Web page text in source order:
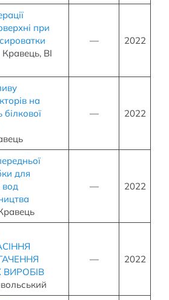
при
ВІ
— 2022
на
білкової
— 2022
для
вод
— 2022
— 2022